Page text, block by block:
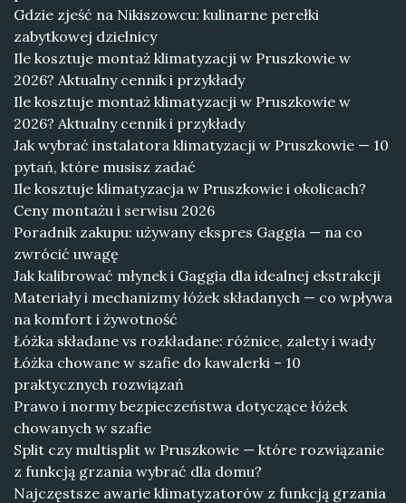
Gdzie zjeść na Nikiszowcu: kulinarne perełki
zabytkowej dzielnicy
Ile kosztuje montaż klimatyzacji w Pruszkowie w
2026? Aktualny cennik i przykłady
Ile kosztuje montaż klimatyzacji w Pruszkowie w
2026? Aktualny cennik i przykłady
Jak wybrać instalatora klimatyzacji w Pruszkowie — 10
pytań, które musisz zadać
Ile kosztuje klimatyzacja w Pruszkowie i okolicach?
Ceny montażu i serwisu 2026
Poradnik zakupu: używany ekspres Gaggia — na co
zwrócić uwagę
Jak kalibrować młynek i Gaggia dla idealnej ekstrakcji
Materiały i mechanizmy łóżek składanych — co wpływa
na komfort i żywotność
Łóżka składane vs rozkładane: różnice, zalety i wady
Łóżka chowane w szafie do kawalerki – 10
praktycznych rozwiązań
Prawo i normy bezpieczeństwa dotyczące łóżek
chowanych w szafie
Split czy multisplit w Pruszkowie — które rozwiązanie
z funkcją grzania wybrać dla domu?
Najczęstsze awarie klimatyzatorów z funkcją grzania